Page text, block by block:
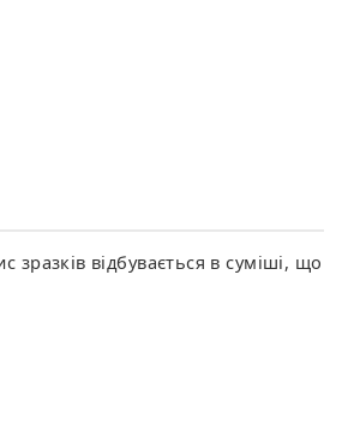
відбувається в суміші, що